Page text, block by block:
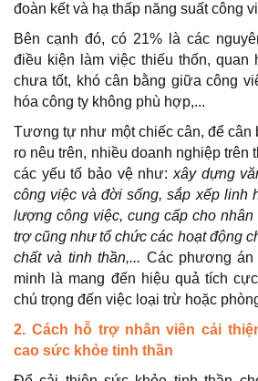
đoàn kết và hạ thấp năng suất công
Bên cạnh đó, có 21% là các
điều kiện làm việc thiếu thốn, quan
chưa tốt, khó cân bằng giữa công
hóa công ty không phù hợp,...
Tương tự như một chiếc cân, để
ro nêu trên, nhiều doanh nghiệp trên
các yếu tố bảo vệ như: xây dựng
công việc và đời sống, sắp xếp linh
lượng công việc, cung cấp cho
trợ cũng như tổ chức các hoạt động
chất và tinh thần,... Các phương
minh là mang đến hiệu quả tích
chú trọng đến việc loại trừ hoặc
2. Cách hỗ trợ nhân viên cải
cao sức khỏe tinh thần